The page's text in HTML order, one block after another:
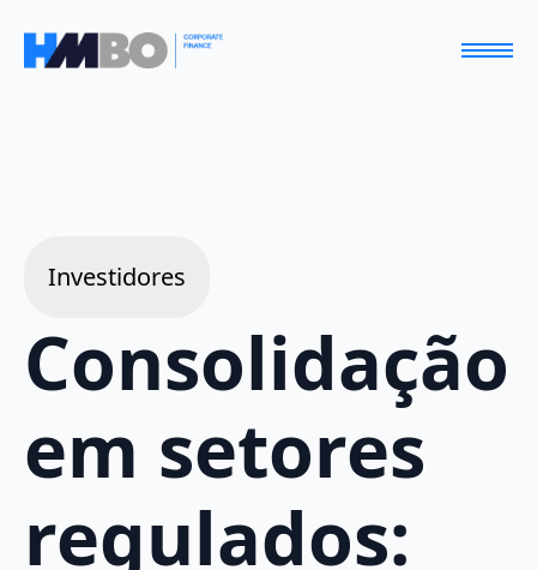
Investidores
Consolidação
em setores
regulados: